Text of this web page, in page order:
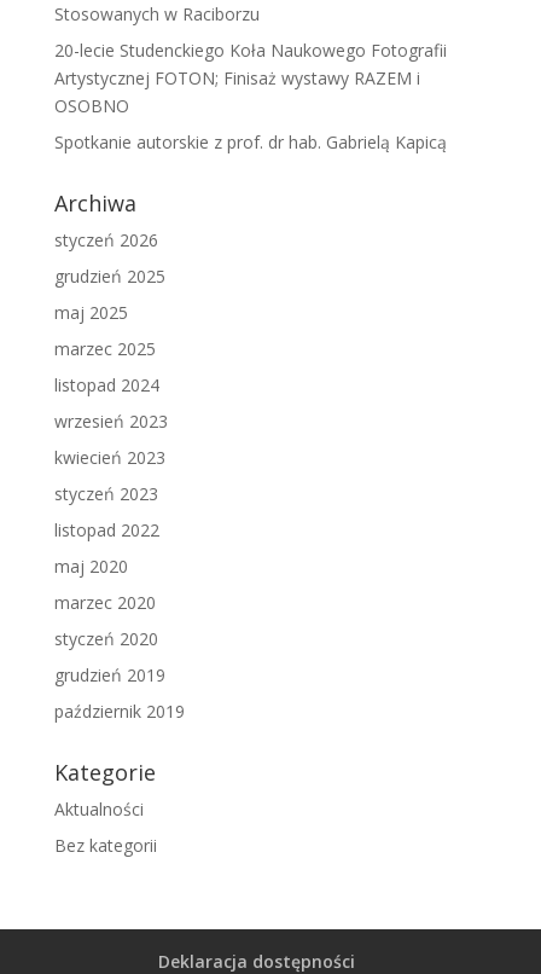
Stosowanych w Raciborzu
20-lecie Studenckiego Koła Naukowego Fotografii
Artystycznej FOTON; Finisaż wystawy RAZEM i
OSOBNO
Spotkanie autorskie z prof. dr hab. Gabrielą Kapicą
Archiwa
styczeń 2026
grudzień 2025
maj 2025
marzec 2025
listopad 2024
wrzesień 2023
kwiecień 2023
styczeń 2023
listopad 2022
maj 2020
marzec 2020
styczeń 2020
grudzień 2019
październik 2019
Kategorie
Aktualności
Bez kategorii
Deklaracja dostępności